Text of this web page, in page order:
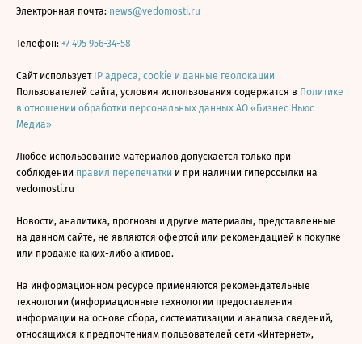
Электронная почта: news@vedomosti.ru
Телефон: +7 495 956-34-58
Сайт использует IP адреса, cookie и данные геолокации
Пользователей сайта, условия использования содержатся в Политике
в отношении обработки персональных данных АО «Бизнес Ньюс
Медиа»
Любое использование материалов допускается только при
соблюдении правил перепечатки и при наличии гиперссылки на
vedomosti.ru
Новости, аналитика, прогнозы и другие материалы, представленные
на данном сайте, не являются офертой или рекомендацией к покупке
или продаже каких-либо активов.
На информационном ресурсе применяются рекомендательные
технологии (информационные технологии предоставления
информации на основе сбора, систематизации и анализа сведений,
относящихся к предпочтениям пользователей сети «Интернет»,